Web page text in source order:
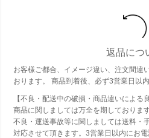
返品につ
お客様ご都合、イメージ違い、注文間違
おります。 商品到着後、必ず3営業日以
【不良・配送中の破損・商品違いによる
商品に関しましては万全を期しておりま
不良・運送事故等に関しましては送料・
対応させて頂きます。3営業日以内にお電